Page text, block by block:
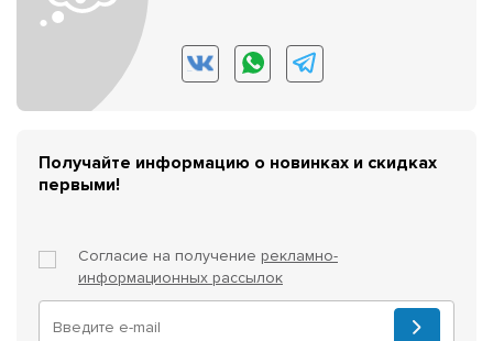
Получайте информацию о новинках и скидках
первыми!
Согласие на получение рекламно-
информационных рассылок